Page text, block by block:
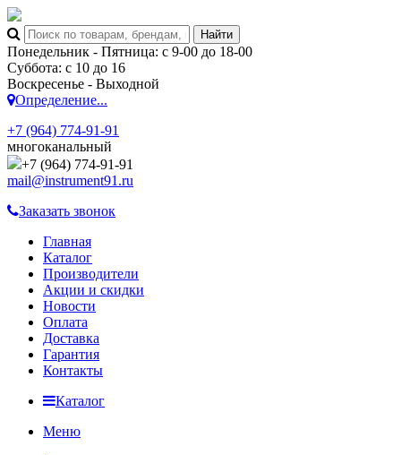
Понедельник - Пятница: с 9-00 до 18-00
Суббота: с 10 до 16
Воскресенье - Выходной
Определение...
+7 (964) 774-91-91
многоканальный
+7 (964) 774-91-91
mail@instrument91.ru
Заказать звонок
Главная
Каталог
Производители
Акции и скидки
Новости
Оплата
Доставка
Гарантия
Контакты
Каталог
Меню